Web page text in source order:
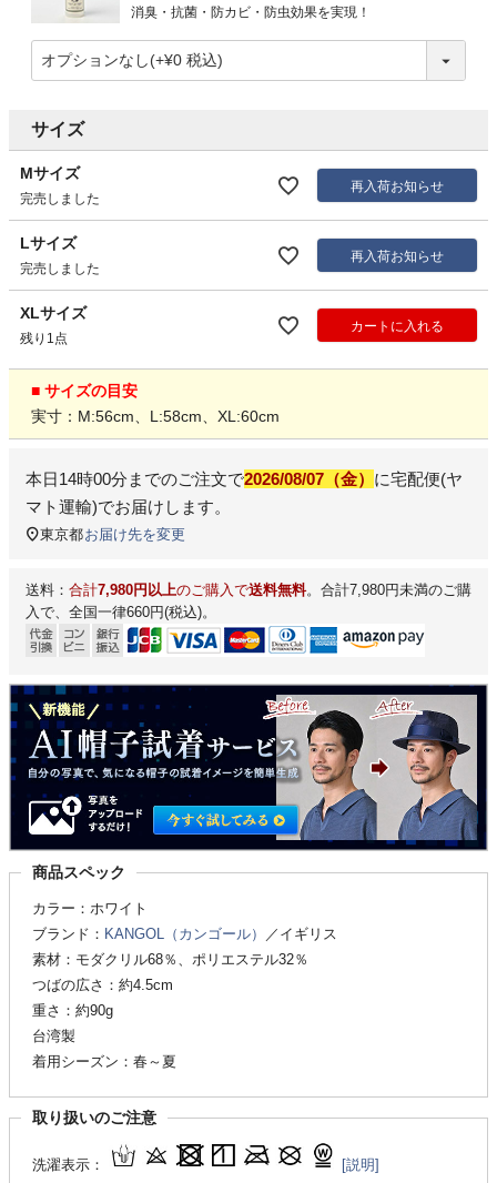
消臭・抗菌・防カビ・防虫効果を実現！
サイズ
Mサイズ
完売しました
再入荷お知らせ
Lサイズ
完売しました
再入荷お知らせ
XLサイズ
残り1点
カートに入れる
■ サイズの目安
実寸：M:56cm、L:58cm、XL:60cm
本日14時00分 までのご注文で2026/08/07（金） に宅配便(ヤ
マト運輸)でお届けします。
東京都お届け先を変更
送料： 合計7,980円以上のご購入で送料無料。合計7,980円未満のご購
入で、全国一律660円(税込)。
商品スペック
カラー：ホワイト
ブランド： KANGOL（カンゴール）
／イギリス
素材：モダクリル68％、ポリエステル32％
つばの広さ：約4.5cm
重さ：約90g
台湾製
着用シーズン：春～夏
取り扱いのご注意
洗濯表示：
[説明]